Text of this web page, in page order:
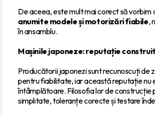
De aceea, este mult mai corect să vorbim
anumite modele și motorizări fiabile,
în ansamblu.
Mașinile japoneze: reputație
Producătorii japonezi sunt recunoscuți de
pentru fiabilitate, iar această reputație nu
întâmplătoare. Filosofia lor de construcție
simplitate, toleranțe corecte și testare